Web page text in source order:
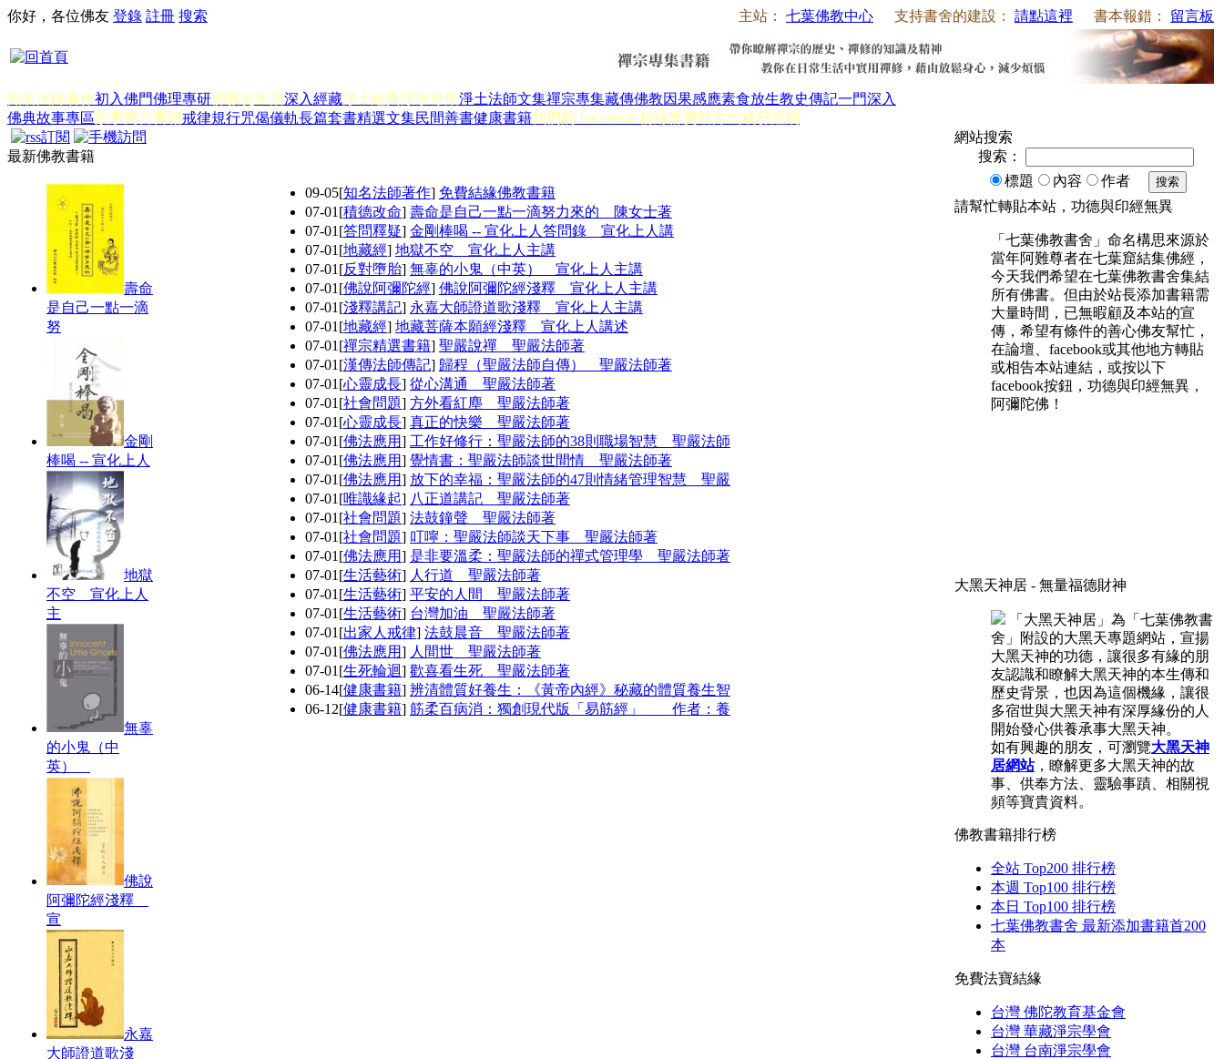
主站： 七葉佛教中心 支持書舍的建設： 請點這裡 書本報錯： 留言板
你好，各位佛友 登錄 註冊 搜索
知名法師著作初入佛門佛理專研佛教徒生活深入經藏淨土經典淨宗專集淨土法師文集禪宗專集藏傳佛教因果感應素食放生教史傳記一門深入
佛典故事專區故事寓言書籍戒律規行咒偈儀軌長篇套書精選文集民間善書健康書籍我們的 Facebook 粉絲群贊助方式戒邪淫網
最新佛教書籍
壽命
是自己一點一滴
努
金剛
棒喝 -- 宣化上人
地獄
不空 宣化上人
主
無辜
的小鬼（中
英）
佛說
阿彌陀經淺釋
宣
永嘉
大師證道歌淺
09-05[知名法師著作] 免費結緣佛教書籍
07-01 [積德改命] 壽命是自己一點一滴努力來的 陳女士著
07-01 [答問釋疑] 金剛棒喝 -- 宣化上人答問錄 宣化上人講
07-01 [地藏經] 地獄不空 宣化上人主講
07-01 [反對墮胎] 無辜的小鬼（中英） 宣化上人主講
07-01 [佛說阿彌陀經] 佛說阿彌陀經淺釋 宣化上人主講
07-01 [淺釋講記] 永嘉大師證道歌淺釋 宣化上人主講
07-01 [地藏經] 地藏菩薩本願經淺釋 宣化上人講述
07-01 [禪宗精選書籍] 聖嚴說禪 聖嚴法師著
07-01 [漢傳法師傳記] 歸程（聖嚴法師自傳） 聖嚴法師著
07-01 [心靈成長] 從心溝通 聖嚴法師著
07-01 [社會問題] 方外看紅塵 聖嚴法師著
07-01 [心靈成長] 真正的快樂 聖嚴法師著
07-01 [佛法應用] 工作好修行：聖嚴法師的38則職場智慧 聖嚴法師
07-01 [佛法應用] 覺情書：聖嚴法師談世間情 聖嚴法師著
07-01 [佛法應用] 放下的幸福：聖嚴法師的47則情緒管理智慧 聖嚴
07-01 [唯識緣起] 八正道講記 聖嚴法師著
07-01 [社會問題] 法鼓鐘聲 聖嚴法師著
07-01 [社會問題] 叮嚀：聖嚴法師談天下事 聖嚴法師著
07-01 [佛法應用] 是非要溫柔：聖嚴法師的禪式管理學 聖嚴法師著
07-01 [生活藝術] 人行道 聖嚴法師著
07-01 [生活藝術] 平安的人間 聖嚴法師著
07-01 [生活藝術] 台灣加油 聖嚴法師著
07-01 [出家人戒律] 法鼓晨音 聖嚴法師著
07-01 [佛法應用] 人間世 聖嚴法師著
07-01 [生死輪迴] 歡喜看生死 聖嚴法師著
06-14[健康書籍] 辨清體質好養生：《黃帝內經》秘藏的體質養生智
06-12[健康書籍] 筋柔百病消：獨創現代版「易筋經」 作者：養
網站搜索
搜索：
標題
內容 作者 搜索
請幫忙轉貼本站，功德與印經無異
「七葉佛教書舍」命名構思來源於
當年阿難尊者在七葉窟結集佛經，
今天我們希望在七葉佛教書舍集結
所有佛書。但由於站長添加書籍需
大量時間，已無暇顧及本站的宣
傳，希望有條件的善心佛友幫忙，
在論壇、facebook或其他地方轉貼
或相告本站連結，或按以下
facebook按鈕，功德與印經無異，
阿彌陀佛！
大黑天神居 - 無量福德財神
「大黑天神居」為「七葉佛教書
舍」附設的大黑天專題網站，宣揚
大黑天神的功德，讓很多有緣的朋
友認識和瞭解大黑天神的本生傳和
歷史背景，也因為這個機緣，讓很
多宿世與大黑天神有深厚緣份的人
開始發心供養承事大黑天神。
如有興趣的朋友，可瀏覽大黑天神
居網站，瞭解更多大黑天神的故
事、供奉方法、靈驗事蹟、相關視
頻等寶貴資料。
佛教書籍排行榜
全站 Top200 排行榜
本週 Top100 排行榜
本日 Top100 排行榜
七葉佛教書舍 最新添加書籍首200
本
免費法寶結緣
台灣 佛陀教育基金會
台灣 華藏淨宗學會
台灣 台南淨宗學會